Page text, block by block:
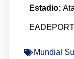
Estadio:
Mundial